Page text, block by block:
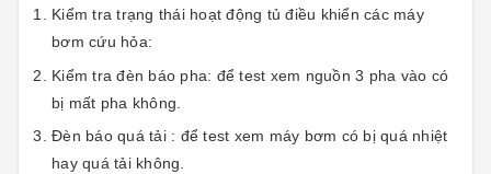
Kiểm tra trạng thái hoạt động tủ điều khiển các máy
bơm cứu hỏa:
Kiểm tra đèn báo pha: để test xem nguồn 3 pha vào có
bị mất pha không.
Đèn báo quá tải : để test xem máy bơm có bị quá nhiệt
hay quá tải không.